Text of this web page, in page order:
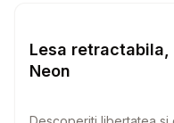
Lesa retractabila,
Neon